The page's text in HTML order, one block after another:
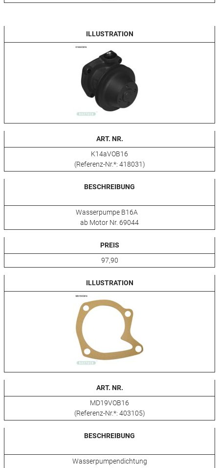
ILLUSTRATION
ART. NR.
K14aVOB16
(Referenz-Nr.*: 418031)
BESCHREIBUNG
Wasserpumpe B16A
ab Motor Nr. 69044
PREIS
97,90
ILLUSTRATION
ART. NR.
MD19VOB16
(Referenz-Nr.*: 403105)
BESCHREIBUNG
Wasserpumpendichtung